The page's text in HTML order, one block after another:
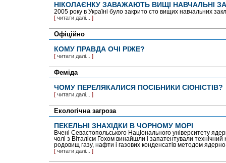
НІКОЛАЄНКУ ЗАВАЖАЮТЬ ВИЩІ НАВЧАЛЬНІ
2005 року в Україні було закрито сто вищих навчальних
[ читати далі... ]
Офіційно
КОМУ ПРАВДА ОЧІ РІЖЕ?
[ читати далі... ]
Феміда
ЧОМУ ПЕРЕЛЯКАЛИСЯ ПОСІБНИКИ СІОНІСТІВ?
[ читати далі... ]
Екологічна загроза
ПЕКЕЛЬНІ ЗНАХІДКИ В ЧОРНОМУ МОРІ
Вчені Севастопольського Національного університету
чолі з Віталієм Гохом винайшли і запатентували
родовищ газу, нафти і газових конденсатів методом
[ читати далі... ]